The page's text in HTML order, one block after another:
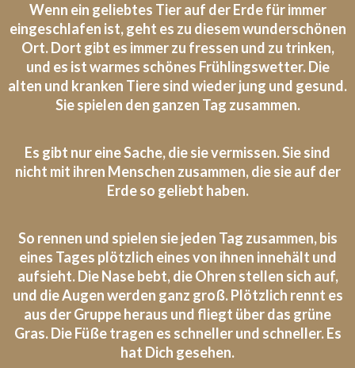
Wenn ein geliebtes Tier auf der Erde für immer
eingeschlafen ist, geht es zu diesem wunderschönen
Ort. Dort gibt es immer zu fressen und zu trinken,
und es ist warmes schönes Frühlingswetter. Die
alten und kranken Tiere sind wieder jung und gesund.
Sie spielen den ganzen Tag zusammen.
Es gibt nur eine Sache, die sie vermissen. Sie sind
nicht mit ihren Menschen zusammen, die sie auf der
Erde so geliebt haben.
So rennen und spielen sie jeden Tag zusammen, bis
eines Tages plötzlich eines von ihnen innehält und
aufsieht. Die Nase bebt, die Ohren stellen sich auf,
und die Augen werden ganz groß. Plötzlich rennt es
aus der Gruppe heraus und fliegt über das grüne
Gras. Die Füße tragen es schneller und schneller. Es
hat Dich gesehen.